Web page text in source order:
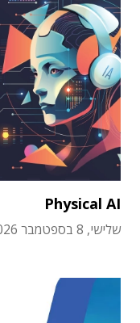
Physical AI
שלישי, 8 בספטמבר 2026